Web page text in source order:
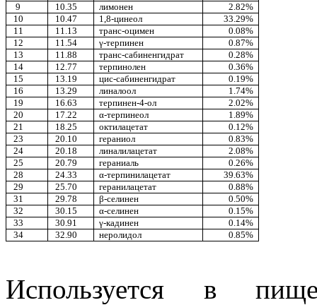
9
10.35 лимонен
2.82%
10
10.47 1,8-цинеол
33.29%
11
11.13 транс-оцимен
0.08%
12
11.54 γ-терпинен
0.87%
13
11.88 транс-сабиненгидрат
0.28%
14
12.77 терпинолен
0.36%
15
13.19 цис-сабиненгидрат
0.19%
16
13.29 линалоол
1.74%
19
16.63 терпинен-4-ол
2.02%
20
17.22 α-терпинеол
1.89%
21
18.25 октилацетат
0.12%
23
20.10 гераниол
0.83%
24
20.18 линалилацетат
2.08%
25
20.79 гераниаль
0.26%
28
24.33 α-терпинилацетат
39.63%
29
25.70 геранилацетат
0.88%
31
29.78 β-селинен
0.50%
32
30.15 α-селинен
0.15%
33
30.91 γ-кадинен
0.14%
34
32.90 неролидол 0.85%
Используется в